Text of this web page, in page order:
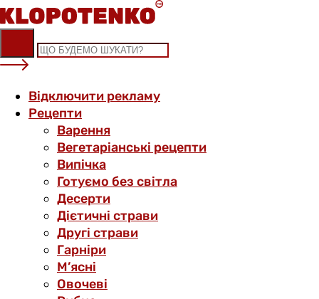
Skip
to
content
Відключити рекламу
Рецепти
Варення
Вегетаріанські рецепти
Випічка
Готуємо без світла
Десерти
Дієтичні страви
Другі страви
Гарніри
М’ясні
Овочеві